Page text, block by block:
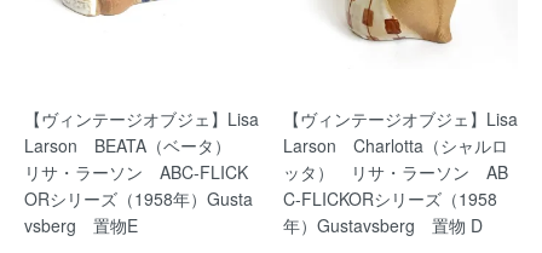
【ヴィンテージオブジェ】Lisa
Larson BEATA（ベータ）
リサ・ラーソン ABC-FLICK
ORシリーズ（1958年）Gusta
vsberg 置物E
【ヴィンテージオブジェ】Lisa
Larson Charlotta（シャルロ
ッタ） リサ・ラーソン AB
C-FLICKORシリーズ（1958
年）Gustavsberg 置物 D